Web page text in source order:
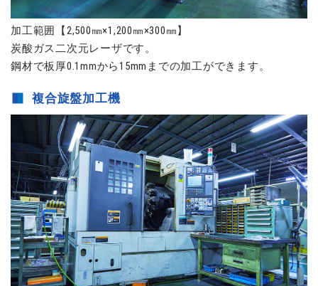
加工範囲【2,500㎜×1,200㎜×300㎜】
炭酸ガス二次元レーザです。
鋼材で板厚0.1mmから15mmまでの加工ができます。
複合旋盤加工機